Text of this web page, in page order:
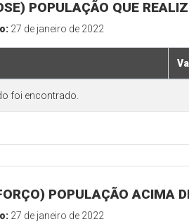
POPULAÇÃO QUE
27 de janeiro de 2022
foi encontrado.
POPULAÇÃO ACIMA
27 de janeiro de 2022